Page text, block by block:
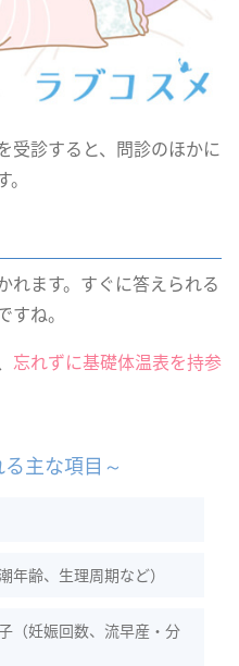
受診すると、問診のほかに
れます。すぐに答えられる
ね。
忘れずに基礎体温表を持参
主な項目～
年齢、生理周期など）
（妊娠回数、流早産・分